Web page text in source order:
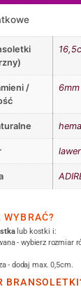
/
6mm
lub kostki i:
- wybierz rozmiar
- dodaj max. 0,5cm.